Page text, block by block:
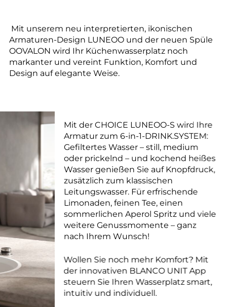
Mit unserem neu interpretierten, ikonischen
Armaturen-Design LUNEOO und der neuen Spüle
OOVALON wird Ihr Küchenwasserplatz noch
markanter und vereint Funktion, Komfort und
Design auf elegante Weise.
Mit der CHOICE LUNEOO-S wird Ihre
Armatur zum 6-in-1-DRINK.SYSTEM:
Gefiltertes Wasser – still, medium
oder prickelnd – und kochend heißes
Wasser genießen Sie auf Knopfdruck,
zusätzlich zum klassischen
Leitungswasser. Für erfrischende
Limonaden, feinen Tee, einen
sommerlichen Aperol Spritz und viele
weitere Genussmomente – ganz
nach Ihrem Wunsch!
Wollen Sie noch mehr Komfort? Mit
der innovativen BLANCO UNIT App
steuern Sie Ihren Wasserplatz smart,
intuitiv und individuell.